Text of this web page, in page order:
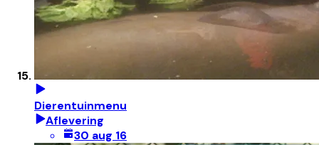
Dierentuinmenu
Aflevering
30 aug 16